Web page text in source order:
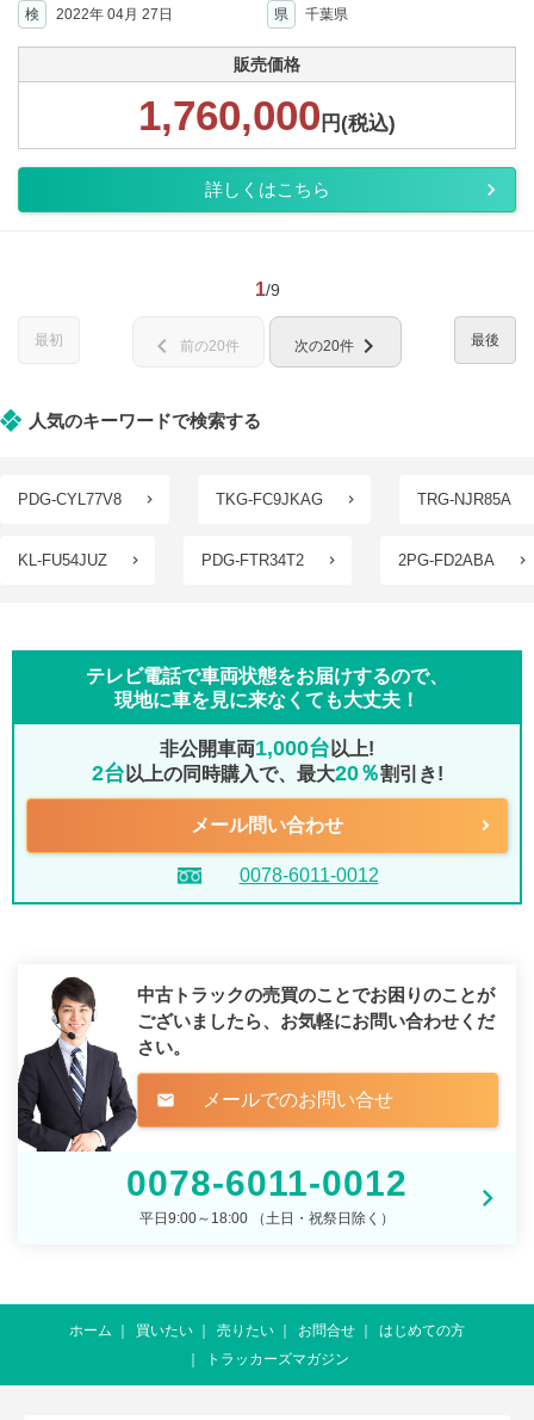
検
2022年 04月 27日 県 千葉県
販売価格
1,760,000 円(税込)
詳しくはこちら
1/9
最初 最後
chevron_left 前の20件 次の20件 chevron_right
人気のキーワードで検索する
PDG-CYL77V8 TKG-FC9JKAG TRG-NJR85A
KL-FU54JUZ PDG-FTR34T2 2PG-FD2ABA
テレビ電話で車両状態をお届けするので、
現地に車を見に来なくても大丈夫！
非公開車両1,000台 以上!
2台 以上の同時購入で、最大20％割引き!
メール問い合わせ
0078-6011-0012
中古トラックの売買のことでお困りのことが
ございましたら、 お気軽にお問い合わせくだ
さい。
mail メールでのお問い合せ
0078-6011-0012
平日9:00～18:00 （土日・祝祭日除く）
ホーム 買いたい 売りたい お問合せ
はじめての方
トラッカーズマガジン